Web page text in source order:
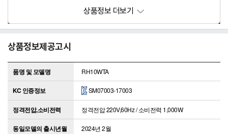
상품정보제공고시
품명 및 모델명 RH10WTA
KC 인증정보 SM07003-17003
정격전압,소비전력 정격전압 220V,60Hz / 소비전력 1,000W
동일모델의 출시년월 2024년 2월